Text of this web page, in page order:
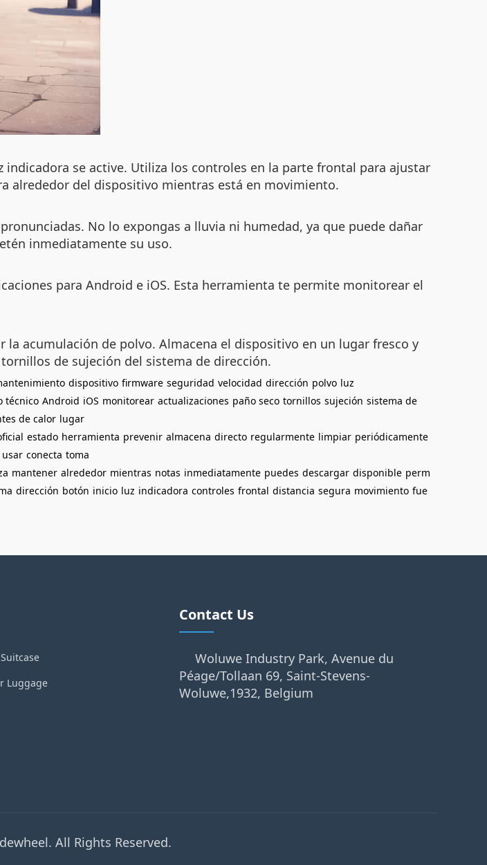
se active. Utiliza los controles en la parte frontal para ajustar
alrededor del dispositivo mientras está en movimiento.
No lo expongas a lluvia ni humedad, ya que puede dañar
inmediatamente su uso.
para Android e iOS. Esta herramienta te permite monitorear el
acumulación de polvo. Almacena el dispositivo en un lugar fresco y
de sujeción del sistema de dirección.
dispositivo firmware seguridad velocidad dirección polvo luz
técnico Android iOS monitorear actualizaciones paño seco tornillos sujeción sistema de
de calor lugar
estado herramienta prevenir almacena directo regularmente limpiar periódicamente
usar conecta toma
mantener alrededor mientras notas inmediatamente puedes descargar disponible perm
dirección botón inicio luz indicadora controles frontal distancia segura movimiento fue
Luggage
Contact Us
Woluwe Industry Park, Avenue du
Péage/Tollaan 69, Saint-Stevens-
Woluwe,1932, Belgium
All Rights Reserved.